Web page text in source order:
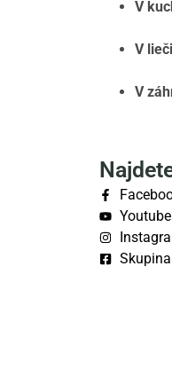
V
V
V
Youtube